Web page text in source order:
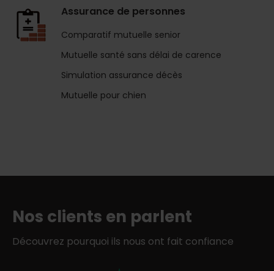
Assurance de personnes
Comparatif mutuelle senior
Mutuelle santé sans délai de carence
Simulation assurance décès
Mutuelle pour chien
Nos clients en parlent
Découvrez pourquoi ils nous ont fait confiance